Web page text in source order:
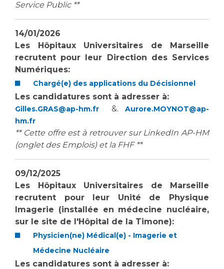
Service Public **
14/01/2026
Les Hôpitaux Universitaires de Marseille
recrutent pour leur Direction des Services
Numériques:
Chargé(e) des applications du Décisionnel
Les candidatures sont à adresser à:
Gilles.GRAS@ap-hm.fr &. Aurore.MOYNOT@ap-
hm.fr
** Cette offre est à retrouver sur LinkedIn AP-HM
(onglet des Emplois) et la FHF **
09/12/2025
Les Hôpitaux Universitaires de Marseille
recrutent pour leur Unité de Physique
Imagerie (installée en médecine nucléaire,
sur le site de l'Hôpital de la Timone):
Physicien(ne) Médical(e) - Imagerie et
Médecine Nucléaire
Les candidatures sont à adresser à: